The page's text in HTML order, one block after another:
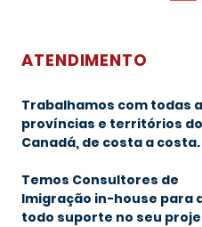
ATENDIMENTO
Trabalhamos com todas
províncias e territórios do
Canadá, de costa a costa.
Temos Consultores de
Imigração in-house para
todo suporte no seu